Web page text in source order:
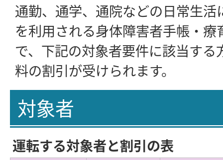
通勤、通学、通院などの日常生活
を利用される身体障害者手帳・
で、下記の対象者要件に該当す
料の割引が受けられます。
対象者
運転する対象者と割引の表